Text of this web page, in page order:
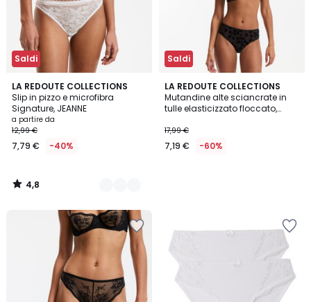
Saldi
LA REDOUTE COLLECTIONS
Slip in pizzo e microfibra
Signature, JEANNE
a partire da
12,99 €
7,79 € -40%
4,8
/ 5
5
Colori
4,8
/
Saldi
LA REDOUTE COLLECTIONS
Mutandine alte sciancrate in
tulle elasticizzato floccato,
17,99 €
7,19 € -60%